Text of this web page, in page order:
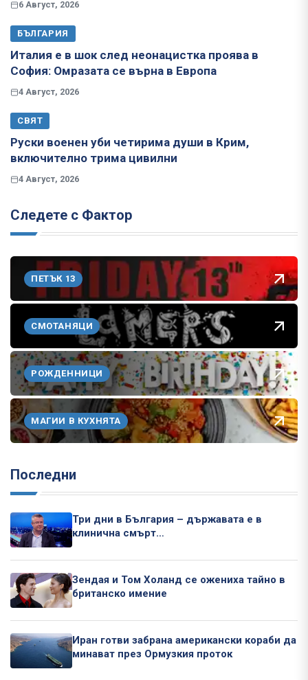
6 Август, 2026
БЪЛГАРИЯ
Италия е в шок след неонацистка проява в
София: Омразата се върна в Европа
4 Август, 2026
СВЯТ
Руски военен уби четирима души в Крим,
включително трима цивилни
4 Август, 2026
Следете с Фактор
ПЕТЪК 13
СМОТАНЯЦИ
РОЖДЕННИЦИ
МАГИИ В КУХНЯТА
Последни
Три дни в България – държавата е в
клинична смърт…
Зендая и Том Холанд се ожениха тайно в
британско имение
Иран готви забрана американски кораби да
минават през Ормузкия проток